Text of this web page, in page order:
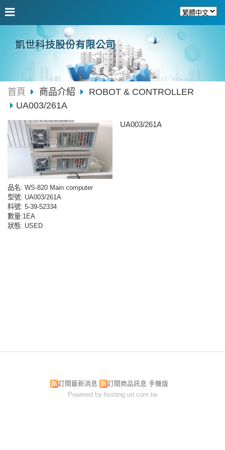
凱世科技股份有限公司
首頁 商品介紹
ROBOT & CONTROLLER
UA003/261A
UA003/261A
品名: WS-820 Main computer
型號: UA003/261A
料號: 5-39-52334
數量:1EA
狀態: USED
訂閱最新消息 訂閱商品訊息 手機版
Powered by hosting.url.com.tw